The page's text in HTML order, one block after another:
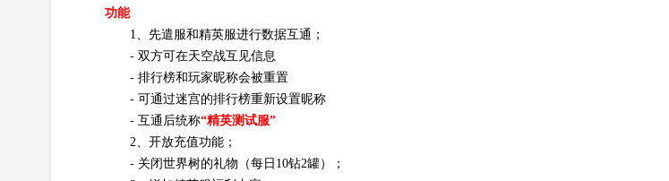
功能
1、先遣服和精英服进行数据互通；
- 双方可在天空战互见信息
- 排行榜和玩家昵称会被重置
- 可通过迷宫的排行榜重新设置昵称
- 互通后统称“精英测试服”
2、开放充值功能；
- 关闭世界树的礼物（每日10钻2罐）；